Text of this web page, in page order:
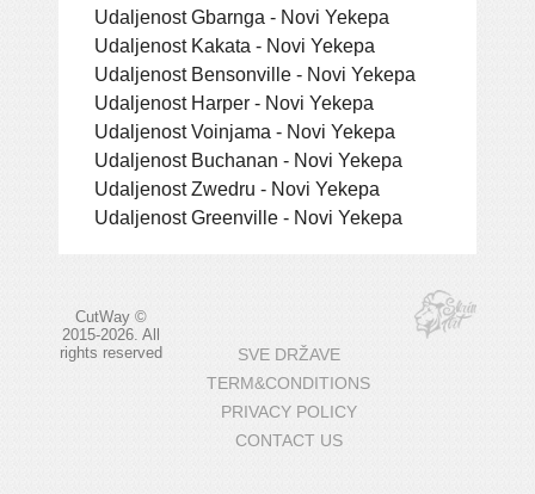
Udaljenost Gbarnga - Novi Yekepa
Udaljenost Kakata - Novi Yekepa
Udaljenost Bensonville - Novi Yekepa
Udaljenost Harper - Novi Yekepa
Udaljenost Voinjama - Novi Yekepa
Udaljenost Buchanan - Novi Yekepa
Udaljenost Zwedru - Novi Yekepa
Udaljenost Greenville - Novi Yekepa
CutWay ©
2015-2026. All
rights reserved
SVE DRŽAVE
TERM&CONDITIONS
PRIVACY POLICY
CONTACT US